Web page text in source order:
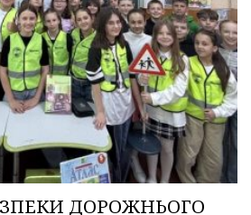
ДОРОЖНЬОГО